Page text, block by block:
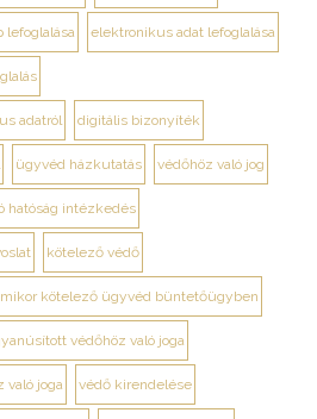
lefoglalása elektronikus adat lefoglalása
adatról digitális bizonyíték
ügyvéd házkutatás védőhöz való jog
hatóság intézkedés
kötelező védő
mikor kötelező ügyvéd büntetőügyben
védőhöz való joga
való joga védő kirendelése